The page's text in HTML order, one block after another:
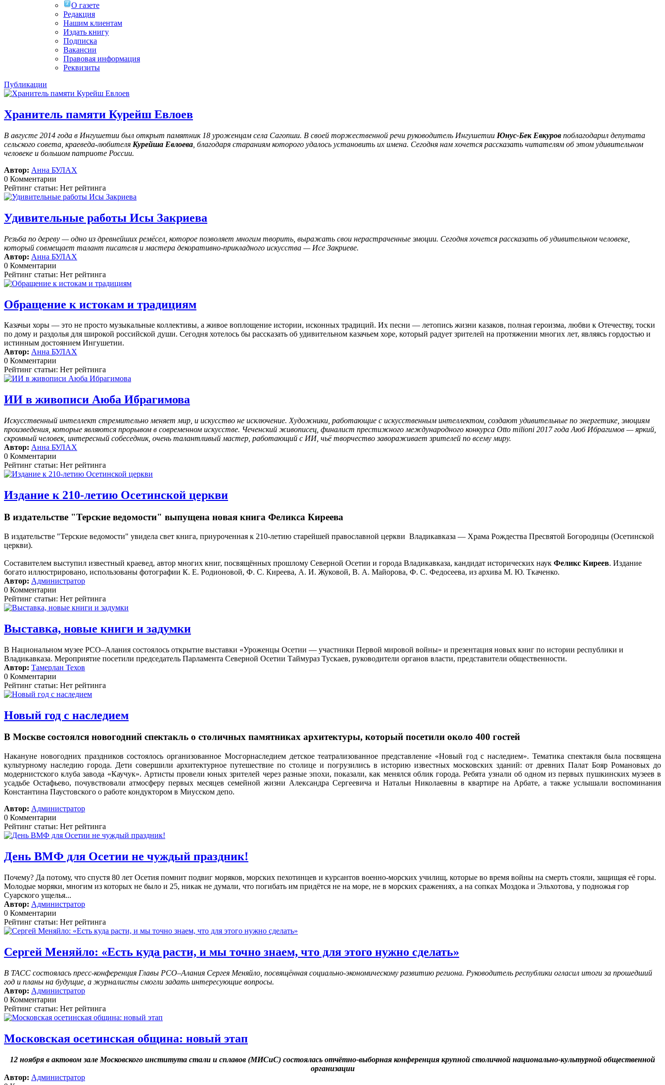
О газете
Редакция
Нашим клиентам
Издать книгу
Подписка
Вакансии
Правовая информация
Реквизиты
Публикации
Хранитель памяти Курейш Евлоев
В августе 2014 года в Ингушетии был открыт памятник 18 уроженцам села Сагопши. В своей торжественной речи руководитель Ингушетии Юнус-Бек Евкуров поблагодарил депутата
сельского совета, краеведа-любителя Курейша Евлоева , благодаря стараниям которого удалось установить их имена. Сегодня нам хочется рассказать читателям об этом удивительном
человеке и большом патриоте России.
Автор: Анна БУЛАХ
0 Комментарии
Рейтинг статьи: Нет рейтинга
Удивительные работы Исы Закриева
Резьба по дереву — одно из древнейших ремёсел, которое позволяет многим творить, выражать свои нерастраченные эмоции. Сегодня хочется рассказать об удивительном человеке,
который совмещает талант писателя и мастера декоративно-прикладного искусства — Исе Закриеве.
Автор: Анна БУЛАХ
0 Комментарии
Рейтинг статьи: Нет рейтинга
Обращение к истокам и традициям
Казачьи хоры — это не просто музыкальные коллективы, а живое воплощение истории, исконных традиций. Их песни — летопись жизни казаков, полная героизма, любви к Отечеству, тоски
по дому и раздолья для широкой российской души. Сегодня хотелось бы рассказать об удивительном казачьем хоре, который радует зрителей на протяжении многих лет, являясь гордостью и
истинным достоянием Ингушетии.
Автор: Анна БУЛАХ
0 Комментарии
Рейтинг статьи: Нет рейтинга
ИИ в живописи Аюба Ибрагимова
Искусственный интеллект стремительно меняет мир, и искусство не исключение. Художники, работающие с искусственным интеллектом, создают удивительные по энергетике, эмоциям
произведения, которые являются прорывом в современном искусстве. Чеченский живописец, финалист престижного международного конкурса Otto milioni 2017 года Аюб Ибрагимов — яркий,
скромный человек, интересный собеседник, очень талантливый мастер, работающий с ИИ, чьё творчество завораживает зрителей по всему миру.
Автор: Анна БУЛАХ
0 Комментарии
Рейтинг статьи: Нет рейтинга
Издание к 210-летию Осетинской церкви
В издательстве "Терские ведомости" выпущена новая книга Феликса Киреева
В издательстве "Терские ведомости" увидела свет книга, приуроченная к 210-летию старейшей православной церкви Владикавказа — Храма Рождества Пресвятой Богородицы (Осетинской
церкви).
Составителем выступил известный краевед, автор многих книг, посвящённых прошлому Северной Осетии и города Владикавказа, кандидат исторических наук Феликс Киреев. Издание
богато иллюстрировано, использованы фотографии К. Е. Родионовой, Ф. С. Киреева, А. И. Жуковой, В. А. Майорова, Ф. С. Федосеева, из архива М. Ю. Ткаченко.
Автор: Администратор
0 Комментарии
Рейтинг статьи: Нет рейтинга
Выставка, новые книги и задумки
В Национальном музее РСО–Алания состоялось открытие выставки «Уроженцы Осетии — участники Первой мировой войны» и презентация новых книг по истории республики и
Владикавказа. Мероприятие посетили председатель Парламента Северной Осетии Таймураз Тускаев, руководители органов власти, представители общественности.
Автор: Тамерлан Техов
0 Комментарии
Рейтинг статьи: Нет рейтинга
Новый год с наследием
В Москве состоялся новогодний спектакль о столичных памятниках архитектуры, который посетили около 400 гостей
Накануне новогодних праздников состоялось организованное Мосгорнаследием детское театрализованное представление «Новый год с наследием». Тематика спектакля была посвящена
культурному наследию города. Дети совершили архитектурное путешествие по столице и погрузились в историю известных московских зданий: от древних Палат Бояр Романовых до
модернистского клуба завода «Каучук». Артисты провели юных зрителей через разные эпохи, показали, как менялся облик города. Ребята узнали об одном из первых пушкинских музеев в
усадьбе Остафьево, почувствовали атмосферу первых месяцев семейной жизни Александра Сергеевича и Натальи Николаевны в квартире на Арбате, а также услышали воспоминания
Константина Паустовского о работе кондуктором в Миусском депо.
Автор: Администратор
0 Комментарии
Рейтинг статьи: Нет рейтинга
День ВМФ для Осетии не чуждый праздник!
Почему? Да потому, что спустя 80 лет Осетия помнит подвиг моряков, морских пехотинцев и курсантов военно-морских училищ, которые во время войны на смерть стояли, защищая её горы.
Молодые моряки, многим из которых не было и 25, никак не думали, что погибать им придётся не на море, не в морских сражениях, а на сопках Моздока и Эльхотова, у подножья гор
Суарского ущелья...
Автор: Администратор
0 Комментарии
Рейтинг статьи: Нет рейтинга
Сергей Меняйло: «Есть куда расти, и мы точно знаем, что для этого нужно сделать»
В ТАСС состоялась пресс-конференция Главы РСО–Алания Сергея Меняйло, посвящённая социально-экономическому развитию региона. Руководитель республики огласил итоги за прошедший
год и планы на будущие, а журналисты смогли задать интересующие вопросы.
Автор: Администратор
0 Комментарии
Рейтинг статьи: Нет рейтинга
Московская осетинская община: новый этап
12 ноября в актовом зале Московского института стали и сплавов (МИСиС) состоялась отчётно-выборная конференция крупной столичной национально-культурной общественной
организации
Автор: Администратор